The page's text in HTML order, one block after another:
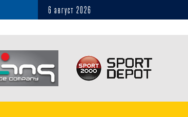
6 август 2026